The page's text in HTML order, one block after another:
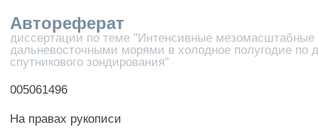
Автореферат
диссертации по теме "Интенсивные
дальневосточными морями в холодное полугодие по
спутникового зондирования"
005061496
На правах рукописи